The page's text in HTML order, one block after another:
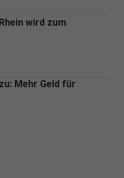
wird zum
Mehr Geld für